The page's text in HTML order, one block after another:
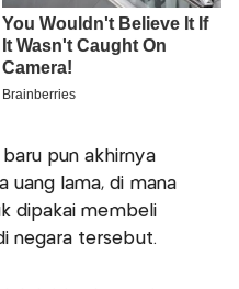
pun akhirnya
uang lama, di mana
dipakai membeli
negara tersebut.